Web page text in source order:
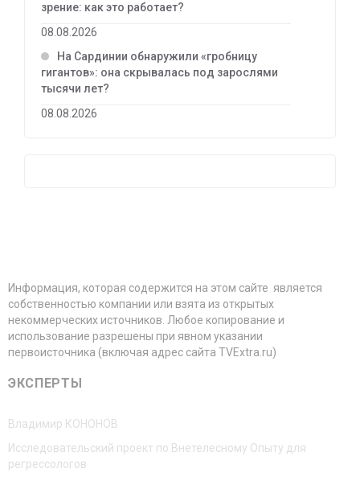
зрение: как это работает?
08.08.2026
На Сардинии обнаружили «гробницу
гигантов»: она скрывалась под зарослями
тысячи лет?
08.08.2026
Информация, которая содержится на этом сайте является
собственностью компании или взята из открытых
некоммерческих источников. Любое копирование и
использование разрешены при явном указании
первоисточника (включая адрес сайта TVExtra.ru)
ЭКСПЕРТЫ
Владимир КОНОНОВ
Исследовательский проект по Внетелесному Опыту для
регрессологов